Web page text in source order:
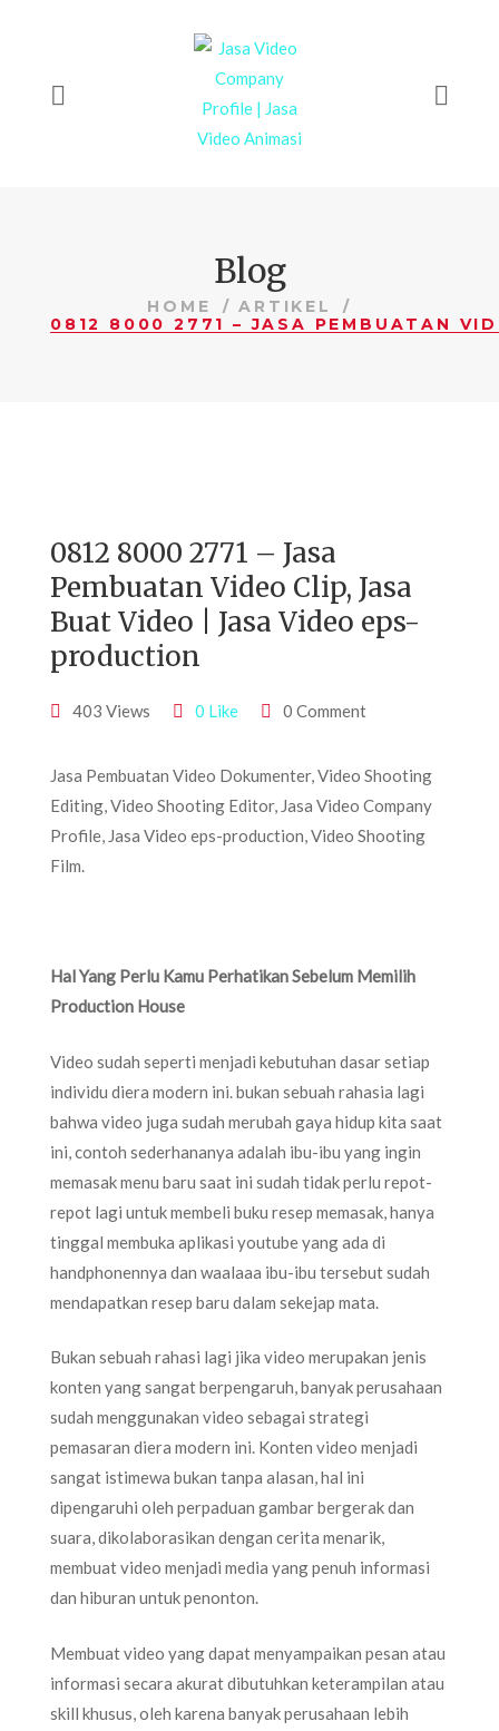
Blog
HOME ARTIKEL
0812 8000 2771 – Jasa
Pembuatan Video Clip, Jasa
Buat Video | Jasa Video eps-
production
403 Views 0 Like 0 Comment
Jasa Pembuatan Video Dokumenter, Video Shooting
Editing, Video Shooting Editor, Jasa Video Company
Profile, Jasa Video eps-production, Video Shooting
Film.
Hal Yang Perlu Kamu Perhatikan Sebelum Memilih
Production House
Video sudah seperti menjadi kebutuhan dasar setiap
individu diera modern ini. bukan sebuah rahasia lagi
bahwa video juga sudah merubah gaya hidup kita saat
ini, contoh sederhananya adalah ibu-ibu yang ingin
memasak menu baru saat ini sudah tidak perlu repot-
repot lagi untuk membeli buku resep memasak, hanya
tinggal membuka aplikasi youtube yang ada di
handphonennya dan waalaaa ibu-ibu tersebut sudah
mendapatkan resep baru dalam sekejap mata.
Bukan sebuah rahasi lagi jika video merupakan jenis
konten yang sangat berpengaruh, banyak perusahaan
sudah menggunakan video sebagai strategi
pemasaran diera modern ini. Konten video menjadi
sangat istimewa bukan tanpa alasan, hal ini
dipengaruhi oleh perpaduan gambar bergerak dan
suara, dikolaborasikan dengan cerita menarik,
membuat video menjadi media yang penuh informasi
dan hiburan untuk penonton.
Membuat video yang dapat menyampaikan pesan atau
informasi secara akurat dibutuhkan keterampilan atau
skill khusus, oleh karena banyak perusahaan lebih